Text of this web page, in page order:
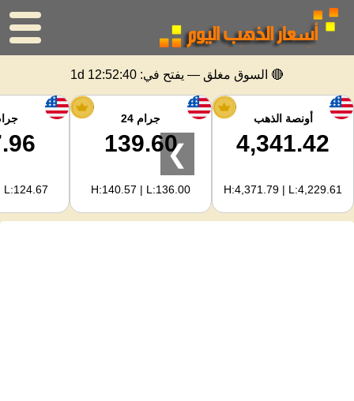
الرئيسية
سعر الذهب
اسعار الفضه
حاسبة الذهب
🔴 السوق مغلق — يفتح في: 1d 12:52:40
أونصة الذهب
4,341.42
H:4,371.79 | L:4,229.61
جرام 24
139.60
H:140.57 | L:136.00
L:124.67
❯